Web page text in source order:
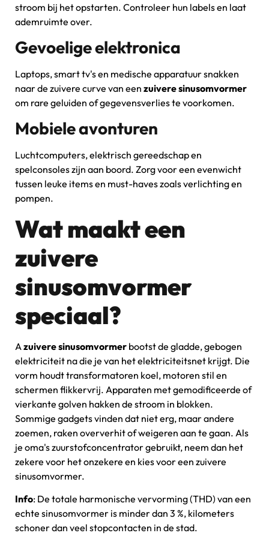
stroom bij het opstarten. Controleer hun labels en laat
ademruimte over.
Gevoelige elektronica
Laptops, smart tv's en medische apparatuur snakken
naar de zuivere curve van een zuivere sinusomvormer
om rare geluiden of gegevensverlies te voorkomen.
Mobiele avonturen
Luchtcomputers, elektrisch gereedschap en
spelconsoles zijn aan boord. Zorg voor een evenwicht
tussen leuke items en must-haves zoals verlichting en
pompen.
Wat maakt een
zuivere
sinusomvormer
speciaal?
A zuivere sinusomvormer bootst de gladde, gebogen
elektriciteit na die je van het elektriciteitsnet krijgt. Die
vorm houdt transformatoren koel, motoren stil en
schermen flikkervrij. Apparaten met gemodificeerde of
vierkante golven hakken de stroom in blokken.
Sommige gadgets vinden dat niet erg, maar andere
zoemen, raken oververhit of weigeren aan te gaan. Als
je oma's zuurstofconcentrator gebruikt, neem dan het
zekere voor het onzekere en kies voor een zuivere
sinusomvormer.
Info: De totale harmonische vervorming (THD) van een
echte sinusomvormer is minder dan 3 %, kilometers
schoner dan veel stopcontacten in de stad.